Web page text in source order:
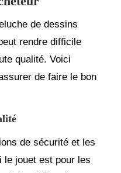
de dessins
rendre difficile
qualité. Voici
de faire le bon
de sécurité et les
le jouet est pour les